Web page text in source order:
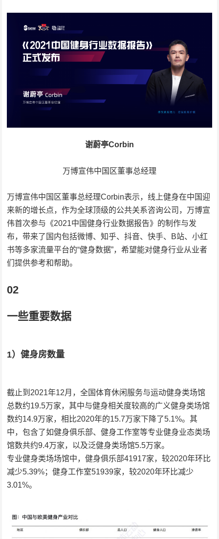
谢蔚亭Corbin
万博宣伟中国区董事总经理
万博宣伟中国区董事总经理Corbin表示，线上健身在中国迎
来新的增长点，作为全球顶级的公共关系咨询公司，万博宣
伟首次参与《2021中国健身行业数据报告》的制作与发
布，带来了国内包括微博、知乎、抖音、快手、B站、小红
书等多家流量平台的“健身数据”，希望能对健身行业从业者
们提供参考和帮助。
02
一些重要数据
1）健身房数量
截止到2021年12月，全国体育休闲服务与运动健身类场馆
总数约19.5万家，其中与健身相关度较高的广义健身类场馆
数约14.9万家，相比2020年的15.7万家下降了5.1%。其
中，包含了如健身俱乐部、健身工作室等专业健身业态类场
馆数共约9.4万家，以及泛健身类场馆5.5万家。
专业健身类场场馆中，健身俱乐部41917家，较2020年环比
减少5.39%；健身工作室51939家，较2020年环比减少
3.01%。